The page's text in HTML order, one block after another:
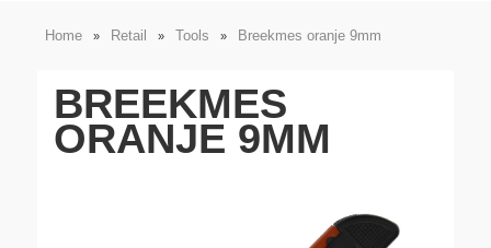
Home » Retail » Tools » Breekmes oranje 9mm
BREEKMES
ORANJE 9MM